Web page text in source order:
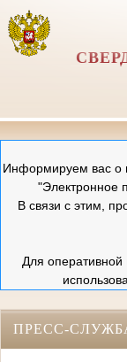
Информируем вас о
"Электронное
В связи с этим,
Для
ПРЕСС-